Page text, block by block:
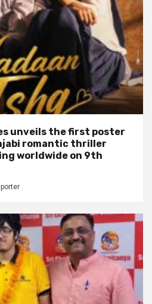
unveils the first poster
romantic thriller
worldwide on 9th